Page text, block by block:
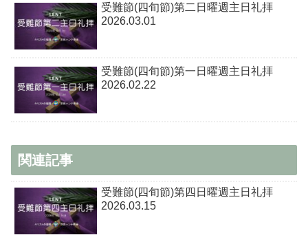
受難節(四旬節)第二日曜週主日礼拝
2026.03.01
受難節(四旬節)第一日曜週主日礼拝
2026.02.22
関連記事
受難節(四旬節)第四日曜週主日礼拝
2026.03.15